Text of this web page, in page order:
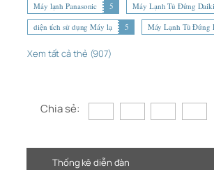
Máy lạnh Panasonic
5 Máy Lạnh Tủ Đứng
diện tích sử dụng Máy lạ
5 Máy Lạnh Tủ Đứng
Xem tất cả thẻ (907)
Chia sẻ:
Thống kê diễn đàn